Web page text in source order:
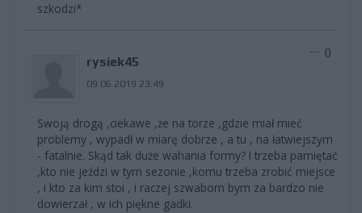
szkodzi*
rysiek45
09.06.2019 23:49
0
Swoją drogą ,ciekawe ,że na torze ,gdzie miał mieć
problemy , wypadł w miarę dobrze , a tu , na łatwiejszym
- fatalnie. Skąd tak duże wahania formy? I trzeba pamiętać
,kto nie jeździ w tym sezonie ,komu trzeba zrobić miejsce
, i kto za kim stoi , i raczej szwabom bym za bardzo nie
dowierzał , w ich piękne gadki.